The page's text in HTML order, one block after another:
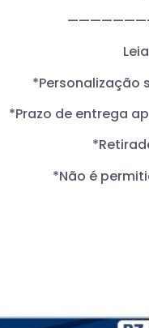
*Personalização
*Prazo de entrega
*Não é